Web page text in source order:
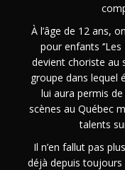
À l’âge de 12 ans,
pour enfants
devient choriste au
groupe dans lequel
lui aura permis
scènes au Québec
talents
Il n’en fallut pas
déjà depuis toujours